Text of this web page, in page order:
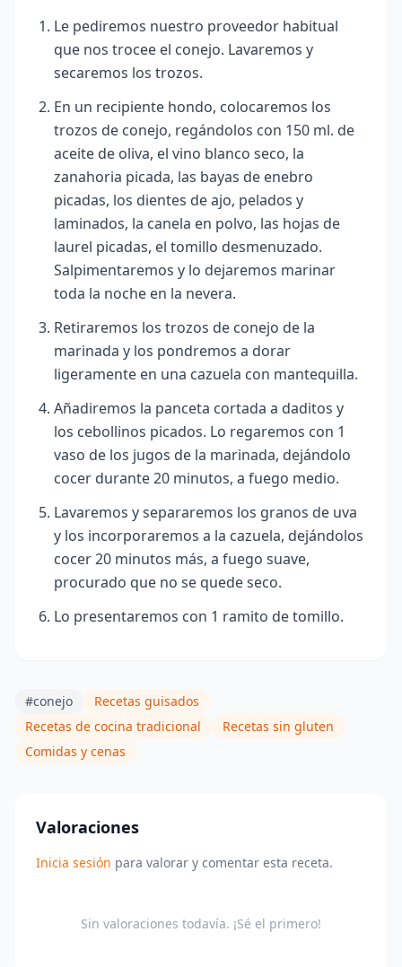
Le pediremos nuestro proveedor habitual
que nos trocee el conejo. Lavaremos y
secaremos los trozos.
En un recipiente hondo, colocaremos los
trozos de conejo, regándolos con 150 ml. de
aceite de oliva, el vino blanco seco, la
zanahoria picada, las bayas de enebro
picadas, los dientes de ajo, pelados y
laminados, la canela en polvo, las hojas de
laurel picadas, el tomillo desmenuzado.
Salpimentaremos y lo dejaremos marinar
toda la noche en la nevera.
Retiraremos los trozos de conejo de la
marinada y los pondremos a dorar
ligeramente en una cazuela con mantequilla.
Añadiremos la panceta cortada a daditos y
los cebollinos picados. Lo regaremos con 1
vaso de los jugos de la marinada, dejándolo
cocer durante 20 minutos, a fuego medio.
Lavaremos y separaremos los granos de uva
y los incorporaremos a la cazuela, dejándolos
cocer 20 minutos más, a fuego suave,
procurado que no se quede seco.
Lo presentaremos con 1 ramito de tomillo.
#conejo
Recetas guisados
Recetas de cocina tradicional
Recetas sin gluten
Comidas y cenas
Valoraciones
Inicia sesión para valorar y comentar esta receta.
Sin valoraciones todavía. ¡Sé el primero!